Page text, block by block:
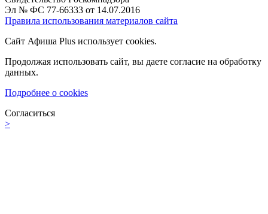
Эл № ФС 77-66333 от 14.07.2016
Правила использования материалов сайта
Сайт Афиша Plus использует cookies.
Продолжая использовать сайт, вы даете согласие на обработку
данных.
Подробнее о cookies
Согласиться
>